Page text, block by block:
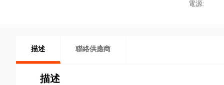
電源:
描述 聯絡供應商
描述